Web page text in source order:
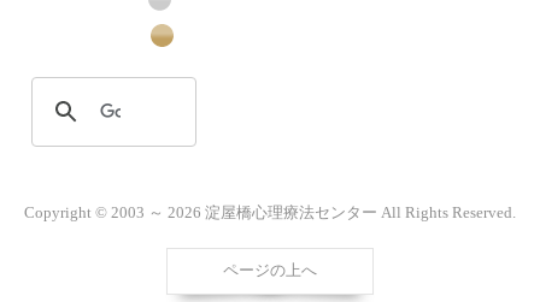
昆虫のフリー写真素材
Copyright © 2003 ～ 2026 淀屋橋心理療法センター All Rights Reserved.
ページの上へ